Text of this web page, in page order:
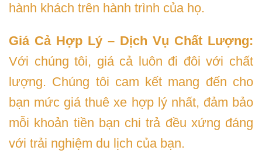
hành khách trên hành trình của họ.
Giá Cả Hợp Lý – Dịch Vụ Chất Lượng:
Với chúng tôi, giá cả luôn đi đôi với chất
lượng. Chúng tôi cam kết mang đến cho
bạn mức giá thuê xe hợp lý nhất, đảm bảo
mỗi khoản tiền bạn chi trả đều xứng đáng
với trải nghiệm du lịch của bạn.